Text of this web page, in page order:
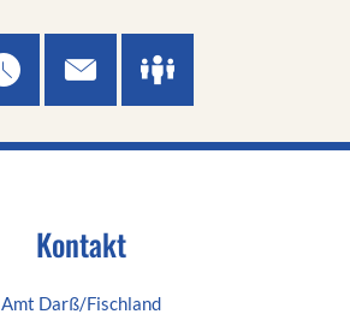
Kontakt
Amt Darß/Fischland